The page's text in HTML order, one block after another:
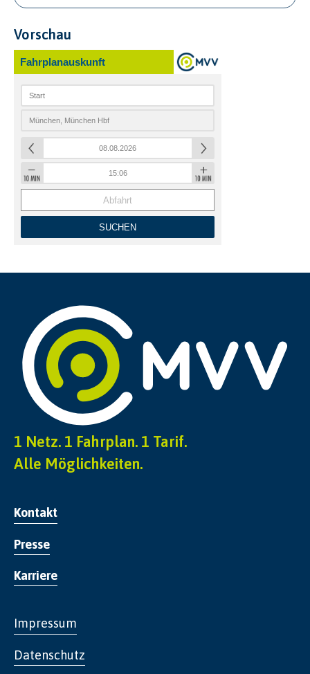
Vorschau
Fahrplanauskunft
Abfahrt
SUCHEN
1 Netz. 1 Fahrplan. 1 Tarif.
Alle Möglichkeiten.
Kontakt
Presse
Karriere
Impressum
Datenschutz